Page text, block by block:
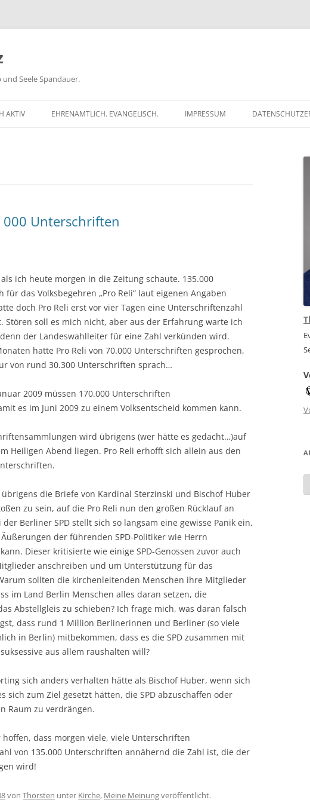
Seele Spandauer.
AKTIV
ANFRAGEN
EHRENAMTLICH. EVANGELISCH. IMPRESSUM
000 Unterschriften
ich heute morgen in die Zeitung schaute. 135.000
das Volksbegehren „Pro Reli“ laut eigenen Angaben
doch Pro Reli erst vor vier Tagen eine Unterschriftenzahl
Stören soll es mich nicht, aber aus der Erfahrung warte ich
der Landeswahlleiter für eine Zahl verkünden wird.
hatte Pro Reli von 70.000 Unterschriften gesprochen,
von rund 30.300 Unterschriften sprach…
2009 müssen 170.000 Unterschriften
es im Juni 2009 zu einem Volksentscheid kommen kann.
wird übrigens (wer hätte es gedacht…)auf
Heiligen Abend liegen. Pro Reli erhofft sich allein aus den
die Briefe von Kardinal Sterzinski und Bischof Huber
zu sein, auf die Pro Reli nun den großen Rücklauf an
Berliner SPD stellt sich so langsam eine gewisse Panik ein,
der führenden SPD-Politiker wie Herrn
Dieser kritisierte wie einige SPD-Genossen zuvor auch
anschreiben und um Unterstützung für das
sollten die kirchenleitenden Menschen ihre Mitglieder
im Land Berlin Menschen alles daran setzen, die
Abstellgleis zu schieben? Ich frage mich, was daran falsch
dass rund 1 Million Berlinerinnen und Berliner (so viele
in Berlin) mitbekommen, dass es die SPD zusammen mit
aus allem raushalten will?
sich anders verhalten hätte als Bischof Huber, wenn sich
sich zum Ziel gesetzt hätten, die SPD abzuschaffen oder
Raum zu verdrängen.
dass morgen viele, viele Unterschriften
von 135.000 Unterschriften annähernd die Zahl ist, die der
wird!
von Thorsten unter Kirche, Meine Meinungveröffentlicht.